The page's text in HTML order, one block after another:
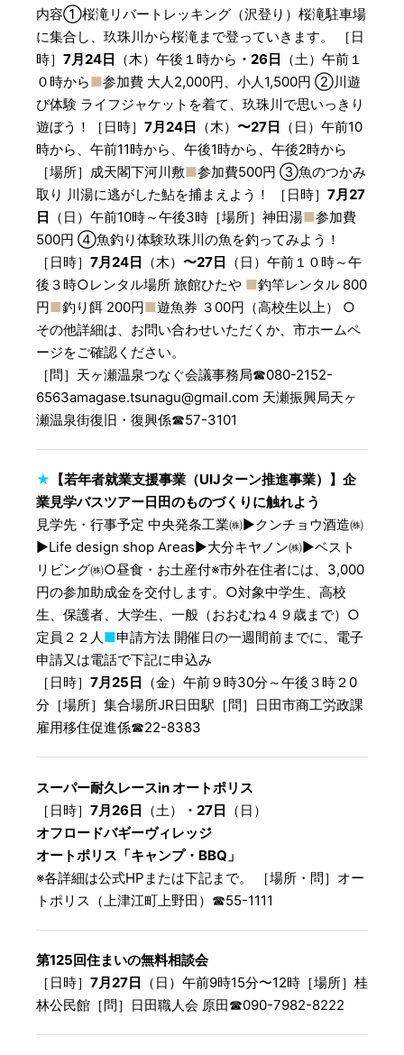
内容①桜滝リバートレッキング（沢登り）桜滝駐車場
に集合し、玖珠川から桜滝まで登っていきます。 ［日
時］ 7月24日 （木）午後１時から ・26日 （土）午前１
０時から■参加費 大人2,000円、小人1,500円 ②川遊
び体験 ライフジャケットを着て、玖珠川で思いっきり
遊ぼう！［日時］ 7月24日 （木） 〜27日 （日）午前10
時から、午前11時から、午後1時から、午後2時から
［場所］成天閣下河川敷■参加費500円 ③魚のつかみ
取り 川湯に逃がした鮎を捕まえよう！ ［日時］ 7月27
日 （日）午前10時～午後3時［場所］神田湯■参加費
500円 ④魚釣り体験玖珠川の魚を釣ってみよう！
［日時］ 7月24日 （木） 〜27日 （日）午前１０時～午
後３時○レンタル場所 旅館ひたや ■釣竿レンタル 800
円■釣り餌 200円■遊魚券 ３00円（高校生以上） ○
その他詳細は、お問い合わせいただくか、市ホームペ
ージをご確認ください。
［問］天ヶ瀬温泉つなぐ会議事務局☎︎080-2152-
6563amagase.tsunagu@gmail.com 天瀬振興局天ヶ
瀬温泉街復旧・復興係☎︎57-3101
★
【若年者就業支援事業（UIJターン推進事業）】企
業見学バスツアー日田のものづくりに触れよう
見学先・行事予定 中央発条工業㈱▶クンチョウ酒造㈱
▶Life design shop Areas▶大分キヤノン㈱▶ベスト
リビング㈱○昼食・お土産付※市外在住者には、3,000
円の参加助成金を交付します。○対象中学生、高校
生、保護者、大学生、一般（おおむね４９歳まで）○
定員２２人■申請方法 開催日の一週間前までに、電子
申請又は電話で下記に申込み
［日時］ 7月25日 （金）午前９時30分～午後３時２0
分［場所］集合場所JR日田駅［問］日田市商工労政課
雇用移住促進係☎︎22-8383
スーパー耐久レースin オートポリス
［日時］ 7月26日 （土） ・27日 （日）
オフロードバギーヴィレッジ
オートポリス「キャンプ・BBQ」
※各詳細は公式HPまたは下記まで。 ［場所・問］オー
トポリス（上津江町上野田）☎︎55-1111
第125回住まいの無料相談会
［日時］ 7月27日 （日）午前9時15分〜12時［場所］桂
林公民館［問］日田職人会 原田☎︎090-7982-8222